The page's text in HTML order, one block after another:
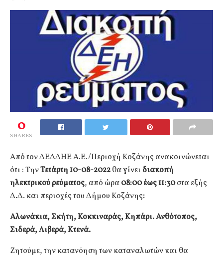
0
SHARES
Από τον ΔΕΔΔΗΕ Α.Ε./Περιοχή Κοζάνης ανακοινώνεται
ότι : ΤηνΤετάρτη 10-08-2022θα γίνει διακοπή
ηλεκτρικού ρεύματος, από ώρα08:00 έως 11:30στα εξής
Δ.Δ. και περιοχές του Δήμου Κοζάνης:
Αλωνάκια, Σκήτη, Κοκκιναράς, Κηπάρι. Ανθότοπος,
Σιδερά, Λιβερά, Κτενά.
Ζητούμε, την κατανόηση των καταναλωτών και θα